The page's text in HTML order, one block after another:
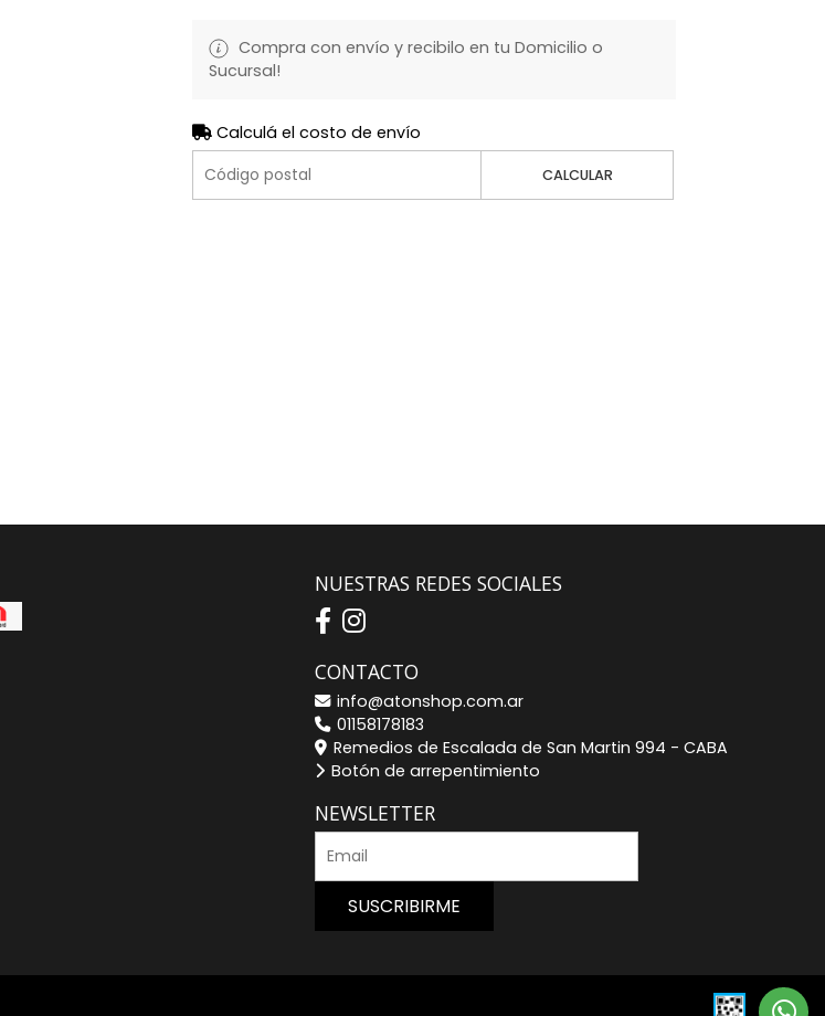
Compra con envío y recibilo en tu Domicilio o
Sucursal!
Calculá el costo de envío
CALCULAR
NUESTRAS REDES SOCIALES
CONTACTO
info@atonshop.com.ar
01158178183
Remedios de Escalada de San Martin 994 - CABA
Botón de arrepentimiento
NEWSLETTER
SUSCRIBIRME